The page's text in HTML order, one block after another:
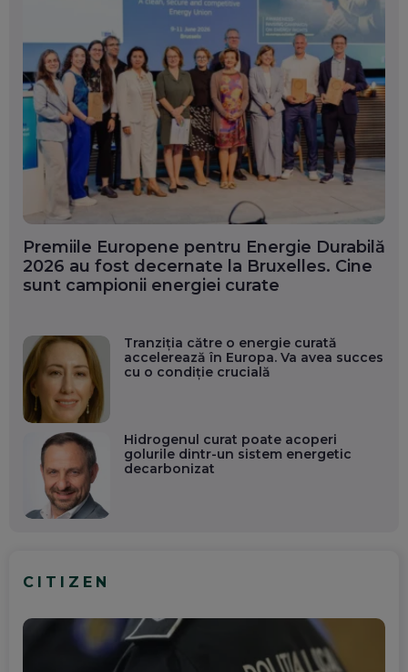
Premiile Europene pentru Energie Durabilă
2026 au fost decernate la Bruxelles. Cine
sunt campionii energiei curate
Tranziția către o energie curată
accelerează în Europa. Va avea succes
cu o condiție crucială
Hidrogenul curat poate acoperi
golurile dintr-un sistem energetic
decarbonizat
CITIZEN